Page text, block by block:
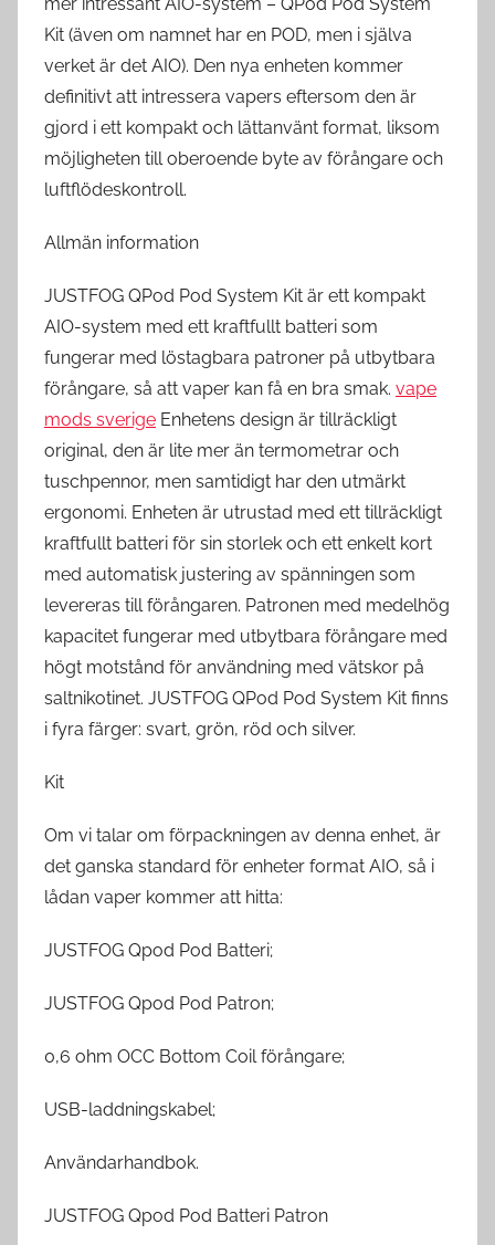
Kit (även om namnet har en POD, men i själva
verket är det AIO). Den nya enheten kommer
definitivt att intressera vapers eftersom den är
gjord i ett kompakt och lättanvänt format, liksom
möjligheten till oberoende byte av förångare och
luftflödeskontroll.
Allmän information
JUSTFOG QPod Pod System Kit är ett kompakt
AIO-system med ett kraftfullt batteri som
fungerar med löstagbara patroner på utbytbara
förångare, så att vaper kan få en bra smak. vape
mods sverige Enhetens design är tillräckligt
original, den är lite mer än termometrar och
tuschpennor, men samtidigt har den utmärkt
ergonomi. Enheten är utrustad med ett tillräckligt
kraftfullt batteri för sin storlek och ett enkelt kort
med automatisk justering av spänningen som
levereras till förångaren. Patronen med medelhög
kapacitet fungerar med utbytbara förångare med
högt motstånd för användning med vätskor på
saltnikotinet. JUSTFOG QPod Pod System Kit finns
i fyra färger: svart, grön, röd och silver.
Kit
Om vi talar om förpackningen av denna enhet, är
det ganska standard för enheter format AIO, så i
lådan vaper kommer att hitta:
JUSTFOG Qpod Pod Batteri;
JUSTFOG Qpod Pod Patron;
0,6 ohm OCC Bottom Coil förångare;
USB-laddningskabel;
Användarhandbok.
JUSTFOG Qpod Pod Batteri Patron